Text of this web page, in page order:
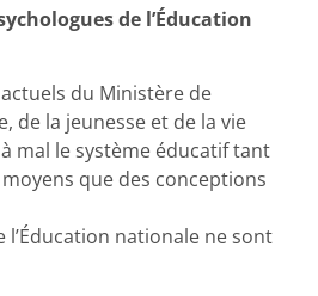
de l’Éducation
du Ministère de
de la jeunesse et de la vie
mal le système éducatif tant
que des conceptions
l’Éducation nationale ne sont